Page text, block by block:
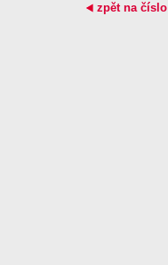
zpět na číslo